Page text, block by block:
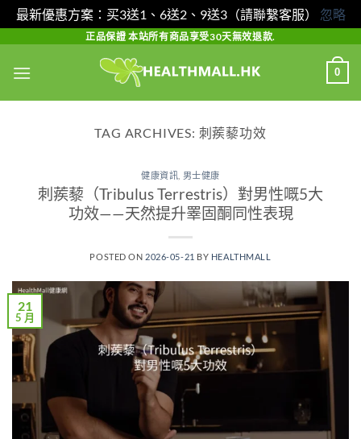
最新優惠方案：买3送1、6送2、9送3（請聯繫客服） 忽略
content
正品保證 本站所有商品享受30天無效退款.
0
TAG ARCHIVES: 刺蒺藜功效
健康資訊 男士健康
刺蒺藜（Tribulus Terrestris）對男性嘅5大
功效——天然提升睪固酮同性表現
POSTED ON 2026-05-21 BY HEALTHMALL
21
5 月